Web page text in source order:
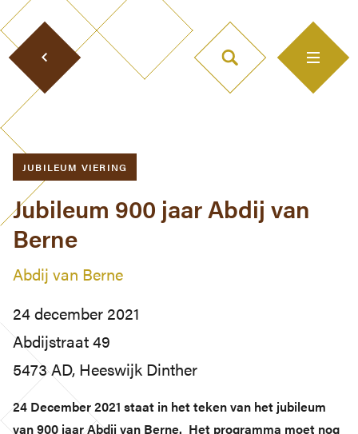
JUBILEUM VIERING
Jubileum 900 jaar Abdij van
Berne
Abdij van Berne
24 december 2021
Abdijstraat 49
5473 AD, Heeswijk Dinther
24 December 2021 staat in het teken van het jubileum
van 900 jaar Abdij van Berne. Het programma moet nog